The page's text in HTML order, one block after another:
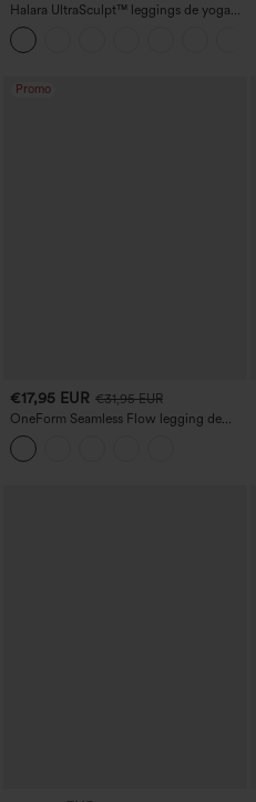
Halara UltraSculpt™ leggings de yoga
taille haute, gainants avec contrôle du
ventre, coupe bootcut, à poches
Promo
€17,95 EUR €31,95 EUR
OneForm Seamless Flow legging de
yoga taille haute, gainant pour le ventre
et effet rehausseur de fesses